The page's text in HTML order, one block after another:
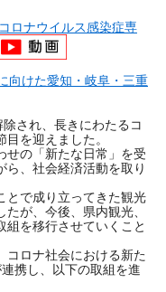
ロナウイルス感染症専
向けた愛知・岐阜・三重
され、長きにわたるコ
を迎えました。
の「新たな日常」を受
ら、社会経済活動を取り
で成り立ってきた観光
が、今後、県内観光、
組を移行させていくこと
ロナ社会における新た
携し、以下の取組を進